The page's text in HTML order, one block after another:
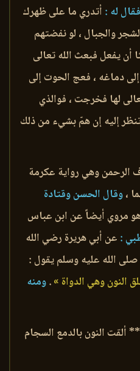
له : أتدري ما على ظهرك
والجبال ، لو نفضتهم
أن يفعل فبعث الله تعالى
دماغه ، فعج الحوت إلى
لها فخرجت ، فوالذي
إليه إن همّ بشيء من ذلك
الرحمن وهي رواية عكرمة
،وقال الحسن وقتادة
مروي أيضاً عن ابن عباس
: عن أبي هريرة رضي الله
الله عليه وسلم يقول :
النون وهي الدواة ».ومنه
ألقت النون بالدمع السجام